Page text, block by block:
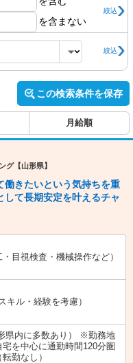
を含まない
絞込
絞込
この検索条件を保存
月給順
【山形県】
働きたいという気持ちを重
して長期安定を叶えるチャ
目視検査・機械操作など）
キル・経験を考慮）
県内に多数あり） ※勤務地
を中心に通勤時間120分圏
勤なし）